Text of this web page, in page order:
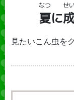
夏
なつ
に
せい
見たいこん虫を